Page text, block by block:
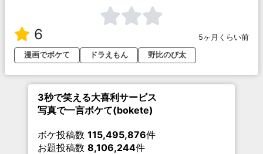
6
5ヶ月くらい前
漫画でボケて
ドラえもん 野比のび太
3秒で笑える大喜利サービス
写真で一言ボケて(bokete)
ボケ投稿数 115,495,876件
お題投稿数 8,106,244件